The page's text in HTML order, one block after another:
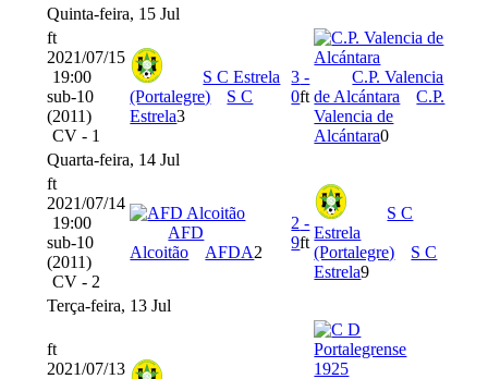
Quinta-feira, 15 Jul
ft
2021/07/15
19:00
sub-10
(2011)
CV - 1
S C Estrela
(Portalegre)
S C
Estrela3
3 -
0ft
C.P. Valencia
de Alcántara
C.P.
Valencia de
Alcántara0
Quarta-feira, 14 Jul
ft
2021/07/14
19:00
sub-10
(2011)
CV - 2
AFD
Alcoitão
AFDA2
2 -
9ft
S C
Estrela
(Portalegre)
S C
Estrela9
Terça-feira, 13 Jul
ft
2021/07/13